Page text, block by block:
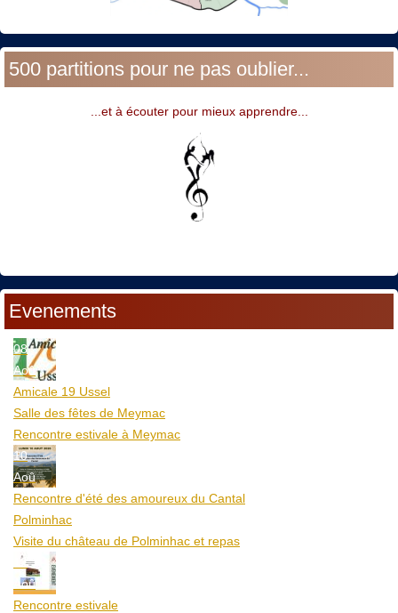
500 partitions pour ne pas oublier...
...et à écouter pour mieux apprendre...
Evenements
08
Aoû
Amicale 19 Ussel
Salle des fêtes de Meymac
Rencontre estivale à Meymac
10
Aoû
Rencontre d'été des amoureux du Cantal
Polminhac
Visite du château de Polminhac et repas
12
Aoû
Rencontre estivale